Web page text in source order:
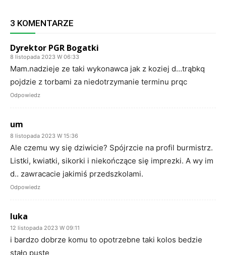
3 KOMENTARZE
Dyrektor PGR Bogatki
8 listopada 2023 W 06:33
Mam.nadzieje ze taki wykonawca jak z koziej d…trąbkq
pojdzie z torbami za niedotrzymanie terminu prqc
Odpowiedz
um
8 listopada 2023 W 15:36
Ale czemu wy się dziwicie? Spójrzcie na profil burmistrz.
Listki, kwiatki, sikorki i niekończące się imprezki. A wy im
d.. zawracacie jakimiś przedszkolami.
Odpowiedz
luka
12 listopada 2023 W 09:11
i bardzo dobrze komu to opotrzebne taki kolos bedzie
stało puste